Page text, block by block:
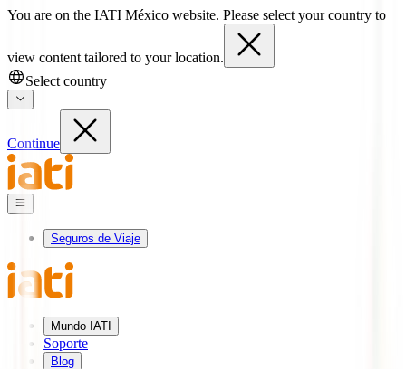
You are on the IATI México website. Please select your country to
view content tailored to your location.
Select country
Continue
Seguros de Viaje
Mundo IATI
Soporte
Blog